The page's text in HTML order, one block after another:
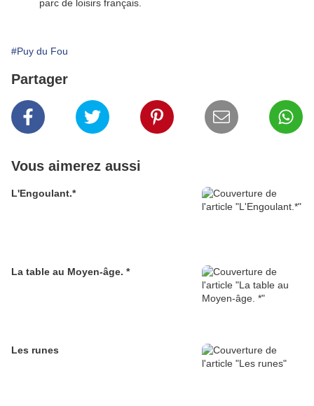
parc de loisirs français.
#Puy du Fou
Partager
Vous aimerez aussi
L'Engoulant.*
La table au Moyen-âge. *
Les runes